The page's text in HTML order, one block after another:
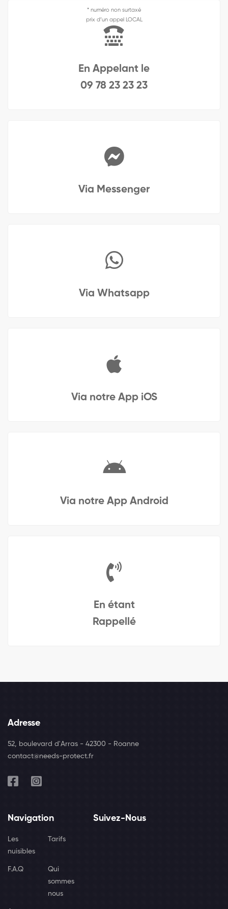
* numéro non surtaxé
prix d’un appel LOCAL
En Appelant le
09 78 23 23 23
Via Messenger
Via Whatsapp
Via notre App iOS
Via notre App Android
En étant
Rappellé
Adresse
52, boulevard d'Arras - 42300 - Roanne
contact@needs-protect.fr
Navigation
Les
nuisibles
Tarifs
F.A.Q
Qui
sommes
nous
Suivez-Nous